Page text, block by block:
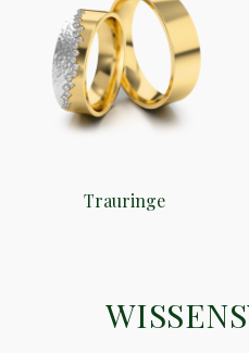
Trauringe